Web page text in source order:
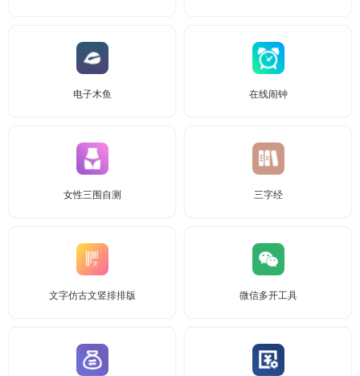
电子木鱼 在线闹钟
女性三围自测 三字经
文字仿古文竖排排版 微信多开工具